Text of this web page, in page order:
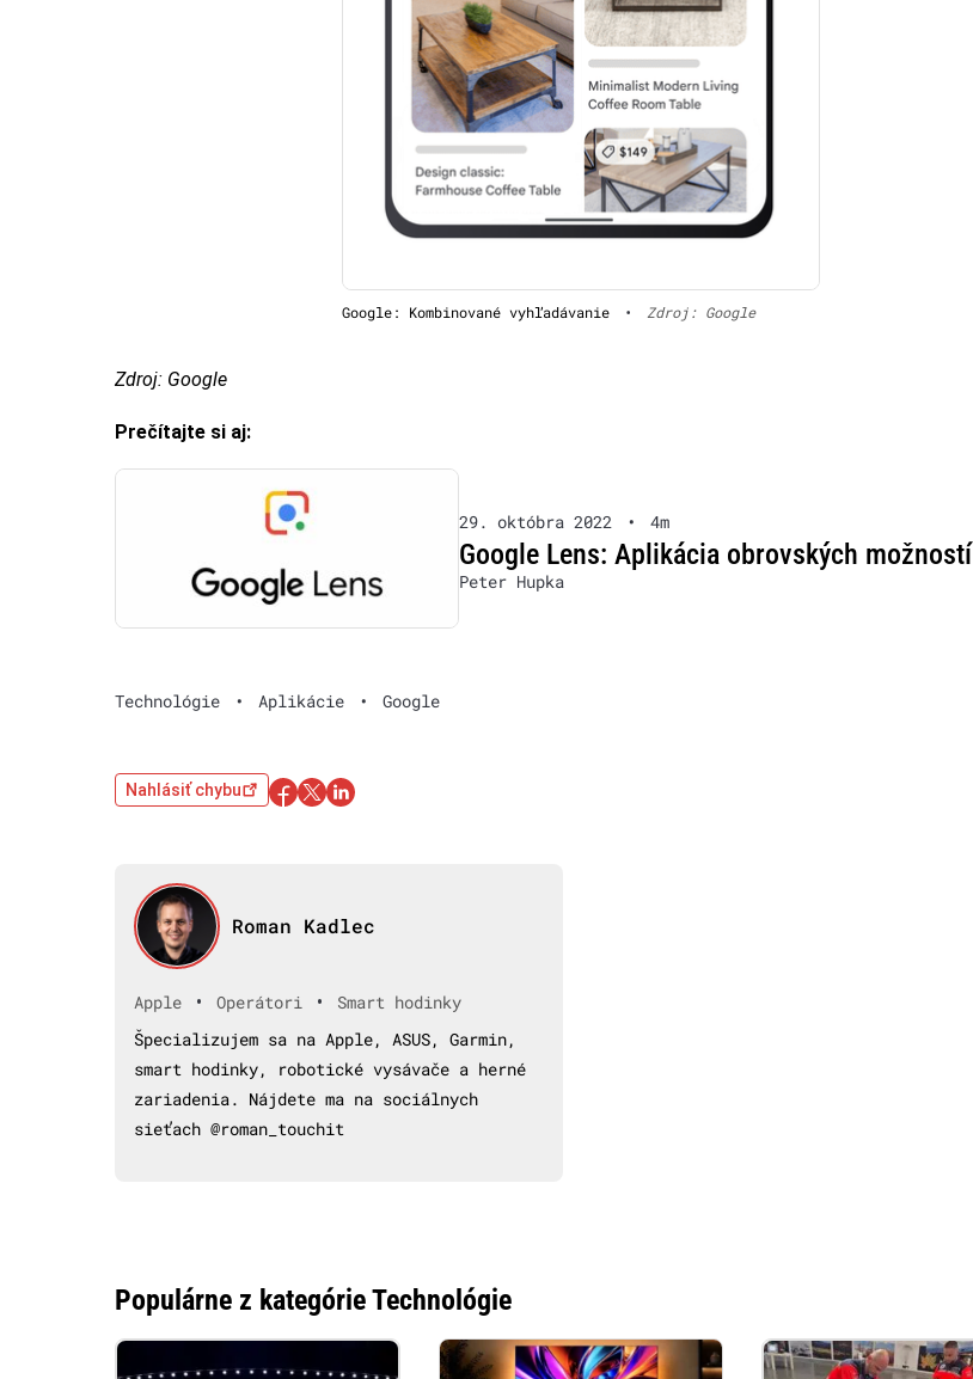
Google: Kombinované vyhľadávanie • Zdroj: Google
Zdroj: Google
Prečítajte si aj:
29. októbra 2022 • 4m
Google Lens: Aplikácia obrovských možností
Peter Hupka
Technológie • Aplikácie • Google
Nahlásiť chybu
Roman Kadlec
Apple • Operátori •
Smart hodinky
Špecializujem sa na Apple, ASUS, Garmin,
smart hodinky, robotické vysávače a herné
zariadenia. Nájdete ma na sociálnych
sieťach @roman_touchit
Populárne z kategórie Technológie